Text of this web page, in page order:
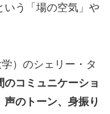
いう「場の空気」や
）のシェリー・タ
のコミュニケーショ
のトーン、身振り